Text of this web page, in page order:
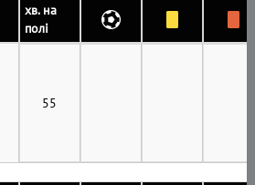
хв. на
полі
55